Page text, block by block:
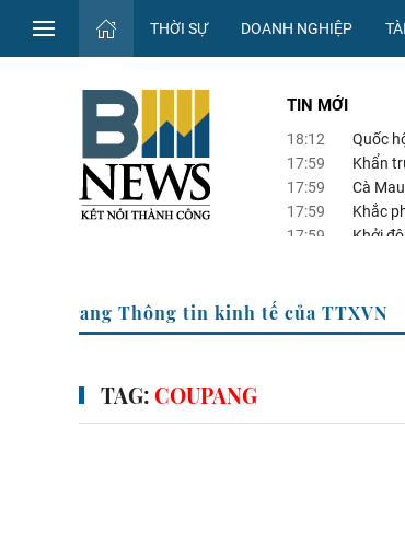
THỜI SỰ DOANH NGHIỆP
TIN MỚI
18:12
Quốc
17:59
Khẩn
17:59
Cà
17:59
Khắc
17:59
Khởi
Trang Thông tin kinh tế của
TAG:COUPANG